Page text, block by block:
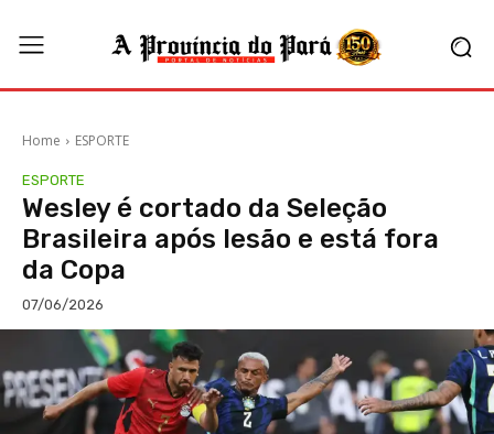
Home ESPORTE
ESPORTE
Wesley é cortado da Seleção
Brasileira após lesão e está fora
da Copa
07/06/2026